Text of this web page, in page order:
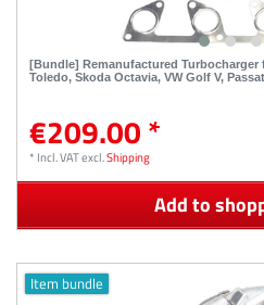
[Bundle] Remanufactured Turbocharger
Toledo, Skoda Octavia, VW Golf V,
€209.00 *
* Incl. VATexcl.Shipping
Add to
Item bundle